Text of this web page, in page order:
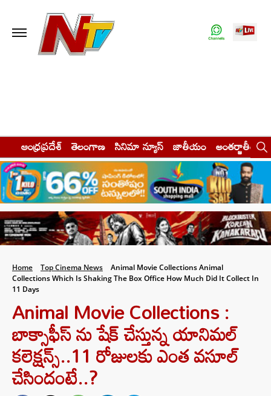
ఆంధ్రప్రదేశ్ తెలంగాణ సినిమా న్యూస్ జాతీయం అంతర్జాతీయం
Home Top Cinema News
Animal Movie Collections Animal
Collections Which Is Shaking The Box Office How Much Did It Collect In
11 Days
Animal Movie Collections :
బాక్సాఫీస్ ను షేక్ చేస్తున్న యానిమల్
కలెక్షన్స్..11 రోజులకు ఎంత వసూల్
చేసిందంటే..?